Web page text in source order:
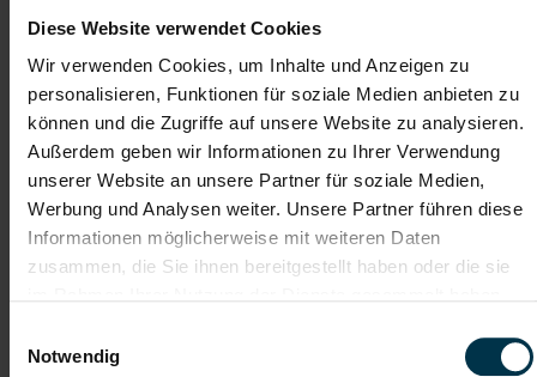
Diese Website verwendet Cookies
Wir verwenden Cookies, um Inhalte und Anzeigen zu
personalisieren, Funktionen für soziale Medien anbieten zu
können und die Zugriffe auf unsere Website zu analysieren.
Außerdem geben wir Informationen zu Ihrer Verwendung
unserer Website an unsere Partner für soziale Medien,
Werbung und Analysen weiter. Unsere Partner führen diese
Informationen möglicherweise mit weiteren Daten
zusammen, die Sie ihnen bereitgestellt haben oder die sie
Notwendig
Kennzeichnungstätigkeiten unter Einhaltung der geltenden
Vorgaben
Gute Erreichbarkeit Gratis Parkplatz
Betriebsrestaurant
Stammpersonal
Unbefristetes
Einschulung
Kostenlose
Aus- u. Weiterbildung
des gesamten Bewerbungsprozesses